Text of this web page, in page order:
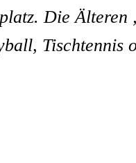
Die Älteren
Tischtennis